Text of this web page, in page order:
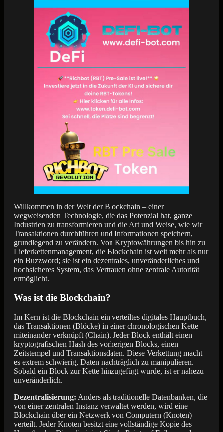
Willkommen in der Welt der Blockchain – einer
wegweisenden Technologie, die das Potenzial hat, ganze
Industrien zu transformieren und die Art und Weise, wie wir
Transaktionen durchführen und Informationen speichern,
grundlegend zu verändern. Von Kryptowährungen bis hin zu
Lieferkettenmanagement, die Blockchain ist weit mehr als nur
ein Buzzword; sie ist ein dezentrales, unveränderliches und
hochsicheres System, das Vertrauen ohne zentrale Autorität
ermöglicht.
Was ist die Blockchain?
Im Kern ist die Blockchain ein verteiltes digitales Hauptbuch,
das Transaktionen (Blöcke) in einer chronologischen Kette
miteinander verknüpft (Chain). Jeder Block enthält einen
kryptografischen Hash des vorherigen Blocks, einen
Zeitstempel und Transaktionsdaten. Diese Verkettung macht
es extrem schwierig, Daten nachträglich zu manipulieren.
Sobald ein Block zur Kette hinzugefügt wurde, ist er nahezu
unveränderlich.
Dezentralisierung: Anders als traditionelle Datenbanken, die
von einer zentralen Instanz verwaltet werden, wird eine
Blockchain über ein Netzwerk von Computern (Knoten)
verteilt. Jeder Knoten besitzt eine vollständige Kopie des